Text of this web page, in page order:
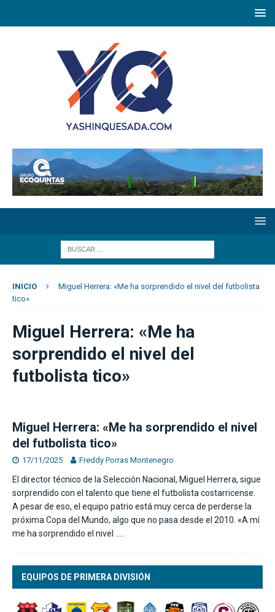
INICIO
Miguel Herrera: «Me ha sorprendido el nivel del futbolista
tico»
Miguel Herrera: «Me ha
sorprendido el nivel del
futbolista tico»
Miguel Herrera: «Me ha sorprendido el nivel
del futbolista tico»
17/11/2025 Freddy Porras Montenegro
El director técnico de la Selección Nacional, Miguel Herrera, sigue
sorprendido con el talento que tiene el futbolista costarricense.
A pesar de eso, el equipo patrio está muy cerca de perderse la
próxima Copa del Mundo, algo que no pasa desde el 2010. «A mí
me ha sorprendido el nivel
EQUIPOS DE PRIMERA DIVISIÓN